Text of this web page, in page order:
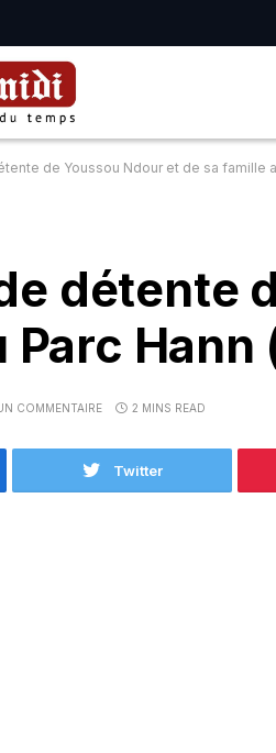
de Youssou Ndour et de sa famille
détente
Parc Hann
COMMENTAIRE 2 MINS READ
Twitter